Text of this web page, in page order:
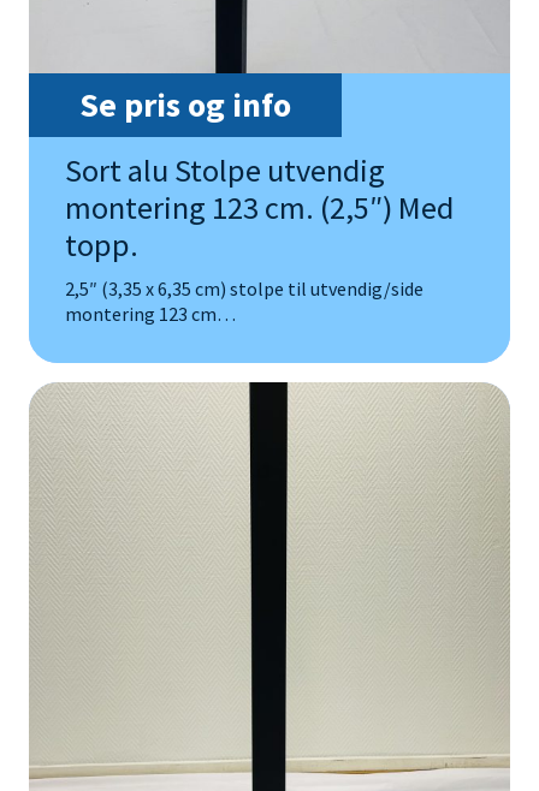
Se pris og info
Sort alu Stolpe utvendig
montering 123 cm. (2,5″) Med
topp.
2,5″ (3,35 x 6,35 cm) stolpe til utvendig/side
montering 123 cm…